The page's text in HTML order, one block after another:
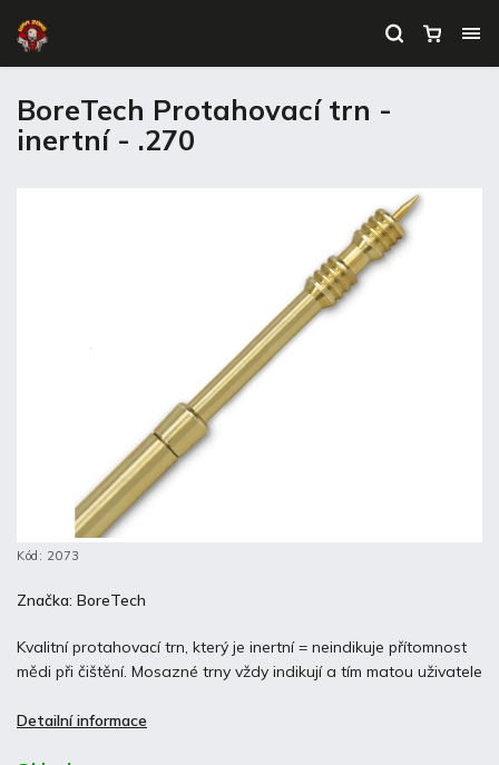
BoreTech Protahovací trn -
inertní - .270
Kód: 2073
Kvalitní protahovací trn, který je inertní = neindikuje přítomnost
mědi při čištění. Mosazné trny vždy indikují a tím matou uživatele
Detailní informace
Značka: BoreTech